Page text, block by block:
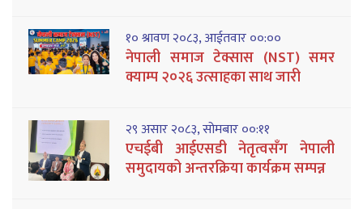
१० श्रावण २०८३, आईतवार ००:००
नेपाली समाज टेक्सास (NST) समर
क्याम्प २०२६ उत्साहका साथ जारी
२९ असार २०८३, सोमबार ००:११
एचईबी आईएसडी नेतृत्वसँग नेपाली
समुदायको अन्तरक्रिया कार्यक्रम सम्पन्न